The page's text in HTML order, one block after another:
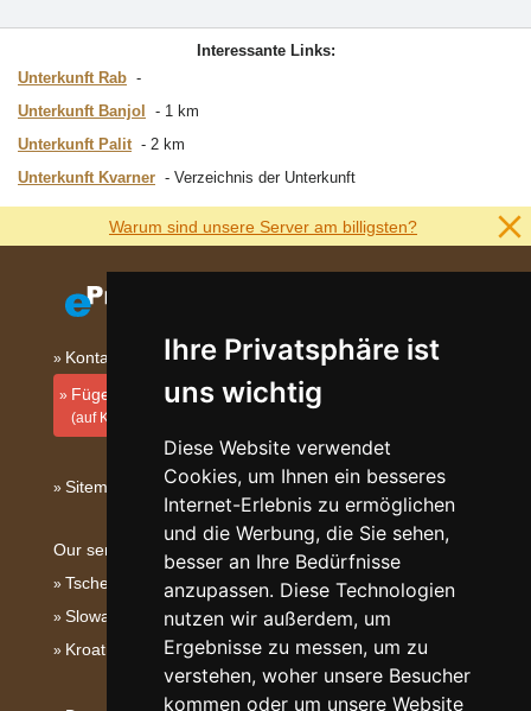
Ihre Privatsphäre ist
uns wichtig
Diese Website verwendet
Cookies, um Ihnen ein besseres
Internet-Erlebnis zu ermöglichen
und die Werbung, die Sie sehen,
besser an Ihre Bedürfnisse
anzupassen. Diese Technologien
nutzen wir außerdem, um
Ergebnisse zu messen, um zu
verstehen, woher unsere Besucher
kommen oder um unsere Website
Interessante Links:
Unterkunft Rab
Unterkunft Banjol
1 km
Unterkunft Palit
2 km
Unterkunft Kvarner
Verzeichnis der Unterkunft
Warum sind unsere Server am billigsten?
Kontakt
Fügen Sie Ihre Unterkunft hinzu
(auf Kroatisch)
Sitemap
Our servers:
Tschechische Gebirge
Slowakische Gebirge
Kroatien